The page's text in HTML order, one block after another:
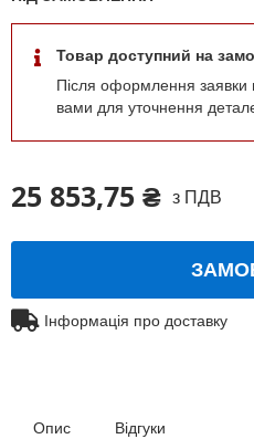
25 853,75 ₴ з ПДВ
Товар доступний на
Після оформлення
вами для уточнення
Інформація про доставку
Опис Відгуки